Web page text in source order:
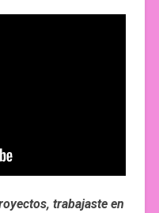
trabajaste en